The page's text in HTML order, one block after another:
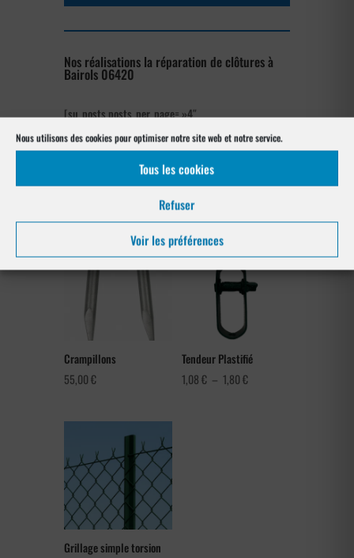
Nous utilisons des cookies pour optimiser notre site web et notre service.
Tous les cookies
Refuser
Voir les préférences
Nos réalisations la réparation de clôtures à
Bairols 06420
[su_posts posts_per_page= »4″
post_type= »project » order= »asc »
orderby= »rand »]
Nos références posés
Crampillons
55,00€
Tendeur Plastifié
1,08€ – 1,80€Plage
Grillage simple torsion